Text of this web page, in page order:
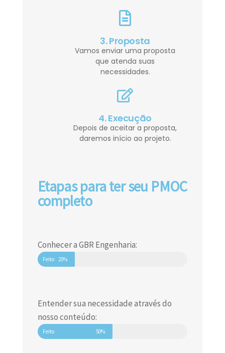
3. Proposta
Vamos enviar uma proposta
que atenda suas
necessidades.
4. Execução
Depois de aceitar a proposta,
daremos início ao projeto.
Etapas para ter seu PMOC
completo
Conhecer a GBR Engenharia:
Feito 25%
Entender sua necessidade através do
nosso conteúdo:
Feito 50%